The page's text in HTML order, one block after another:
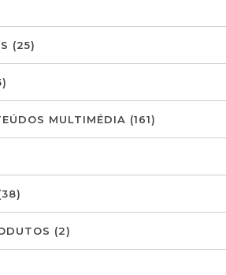
(25)
MULTIMÉDIA (161)
(2)